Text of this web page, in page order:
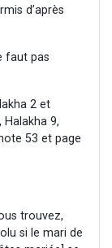
d’après
faut pas
2 et
Halakha 9,
53 et page
trouvez,
si le mari de